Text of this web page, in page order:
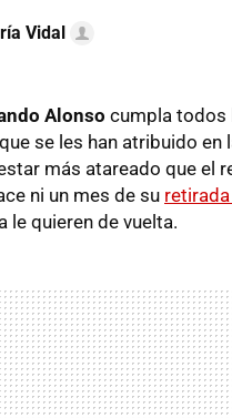
Vidal
Alonso cumpla todos
se les han atribuido en
más atareado que el
ni un mes de su retirada
le quieren de vuelta.